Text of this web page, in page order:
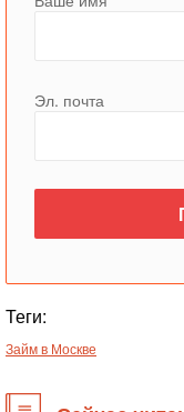
Эл. почта
Теги:
Займ в Москве